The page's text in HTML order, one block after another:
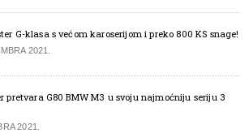
G-klasa s većom karoserijom i preko 800 KS snage!
2021.
pretvara G80 BMW M3 u svoju najmoćniju seriju 3
2021.